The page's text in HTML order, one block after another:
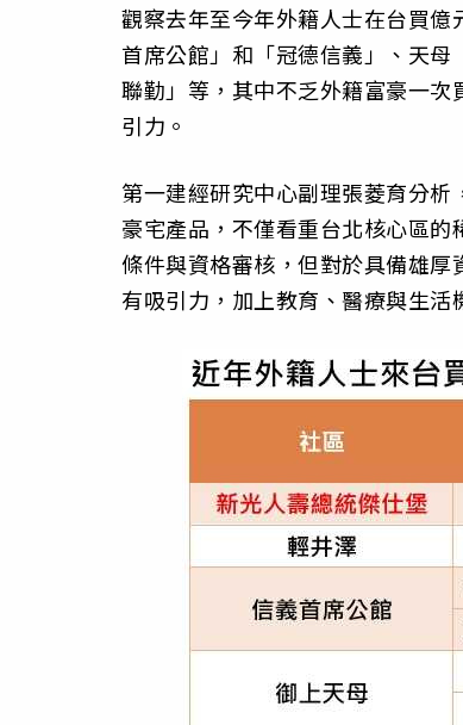
觀察去年至今年外籍人士在台買
首席公館」和「冠德信義」、天
聯勤」等，其中不乏外籍富豪一
引力。
第一建經研究中心副理張菱育分
豪宅產品，不僅看重台北核心區
條件與資格審核，但對於具備雄
有吸引力，加上教育、醫療與生活